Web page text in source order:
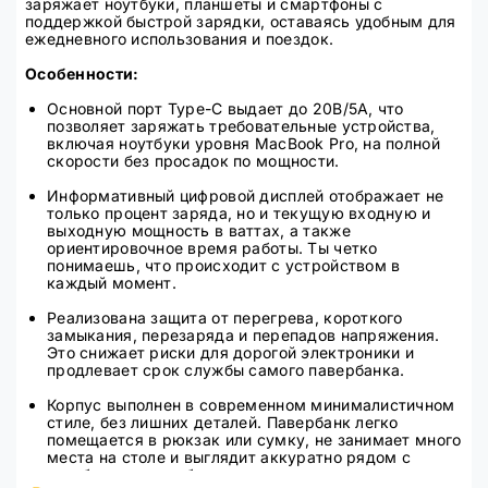
заряжает ноутбуки, планшеты и смартфоны с
поддержкой быстрой зарядки, оставаясь удобным для
ежедневного использования и поездок.
Особенности:
Основной порт Type-C выдает до 20В/5А, что
позволяет заряжать требовательные устройства,
включая ноутбуки уровня MacBook Pro, на полной
скорости без просадок по мощности.
Информативный цифровой дисплей отображает не
только процент заряда, но и текущую входную и
выходную мощность в ваттах, а также
ориентировочное время работы. Ты четко
понимаешь, что происходит с устройством в
каждый момент.
Реализована защита от перегрева, короткого
замыкания, перезаряда и перепадов напряжения.
Это снижает риски для дорогой электроники и
продлевает срок службы самого павербанка.
Корпус выполнен в современном минималистичном
стиле, без лишних деталей. Павербанк легко
помещается в рюкзак или сумку, не занимает много
места на столе и выглядит аккуратно рядом с
ноутбуком или рабочим сетапом.